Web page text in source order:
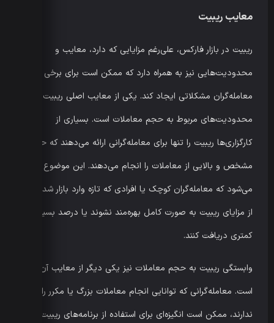
معایب ریبیت
ریبیت در بازار فارکس، علی‌رغم مزایایی که دارد، معایب و
محدودیت‌هایی نیز به همراه دارد که ممکن است برای برخی
معامله‌گران مشکلاتی ایجاد کند. یکی از معایب اصلی ریبیت،
محدودیت‌های مربوط به حجم معاملات است. بسیاری از
کارگزاری‌ها ریبیت را تنها برای معامله‌گرانی ارائه می‌دهند که حجم
مشخص و بالایی از معاملات را انجام می‌دهند. این موضوع باعث
می‌شود که معامله‌گران کوچک یا افرادی که تازه وارد بازار شده‌اند،
از مزایای ریبیت به صورت کامل بهره‌مند نشوند یا درصد بسیار
کمتری دریافت کنند.
وابستگی ریبیت به حجم معاملات نیز یکی دیگر از معایب آن
است. معامله‌گرانی که توانایی انجام معاملات بزرگ یا مکرر را
ندارند، ممکن است انگیزه‌ای برای استفاده از برنامه‌های ریبیت